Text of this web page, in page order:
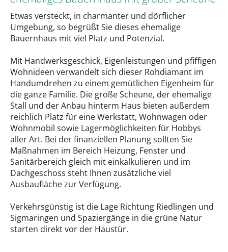
Etwas versteckt, in charmanter und dörflicher
Umgebung, so begrüßt Sie dieses ehemalige
Bauernhaus mit viel Platz und Potenzial.
Mit Handwerksgeschick, Eigenleistungen und pfiffigen
Wohnideen verwandelt sich dieser Rohdiamant im
Handumdrehen zu einem gemütlichen Eigenheim für
die ganze Familie. Die große Scheune, der ehemalige
Stall und der Anbau hinterm Haus bieten außerdem
reichlich Platz für eine Werkstatt, Wohnwagen oder
Wohnmobil sowie Lagermöglichkeiten für Hobbys
aller Art. Bei der finanziellen Planung sollten Sie
Maßnahmen im Bereich Heizung, Fenster und
Sanitärbereich gleich mit einkalkulieren und im
Dachgeschoss steht Ihnen zusätzliche viel
Ausbaufläche zur Verfügung.
Verkehrsgünstig ist die Lage Richtung Riedlingen und
Sigmaringen und Spaziergänge in die grüne Natur
starten direkt vor der Haustür.